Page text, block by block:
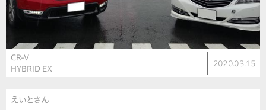
CR-V
HYBRID EX
2020.03.15
えいとさん